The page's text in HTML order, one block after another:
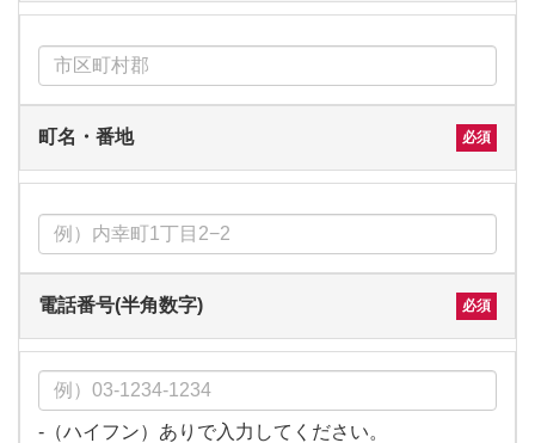
町名・番地
電話番号(半角数字)
-（ハイフン）ありで入力してください。